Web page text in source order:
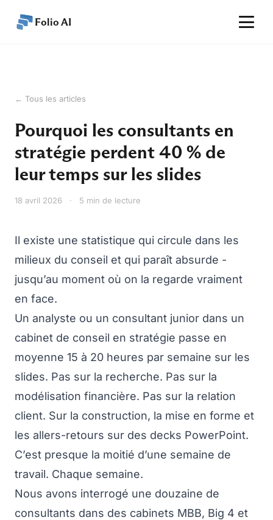
Folio AI
Performance
Tarifs
Articles
Aide
FR
← Tous les articles
Pourquoi les consultants en
stratégie perdent 40 % de
leur temps sur les slides
18 avril 2026 · 5 min de lecture
Il existe une statistique qui circule dans les
milieux du conseil et qui paraît absurde -
jusqu’au moment où on la regarde vraiment
en face.
Un analyste ou un consultant junior dans un
cabinet de conseil en stratégie passe en
moyenne 15 à 20 heures par semaine sur les
slides. Pas sur la recherche. Pas sur la
modélisation financière. Pas sur la relation
client. Sur la construction, la mise en forme et
les allers-retours sur des decks PowerPoint.
C’est presque la moitié d’une semaine de
travail. Chaque semaine.
Nous avons interrogé une douzaine de
consultants dans des cabinets MBB, Big 4 et